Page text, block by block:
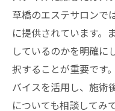
エステで実
プロフェッ
体験談
浅草橋エス
プロの技が
エステ施術
草橋のエステサロンで
に提供されています。
しているのかを明確に
択することが重要です
バイスを活用し、施術
についても相談してみ